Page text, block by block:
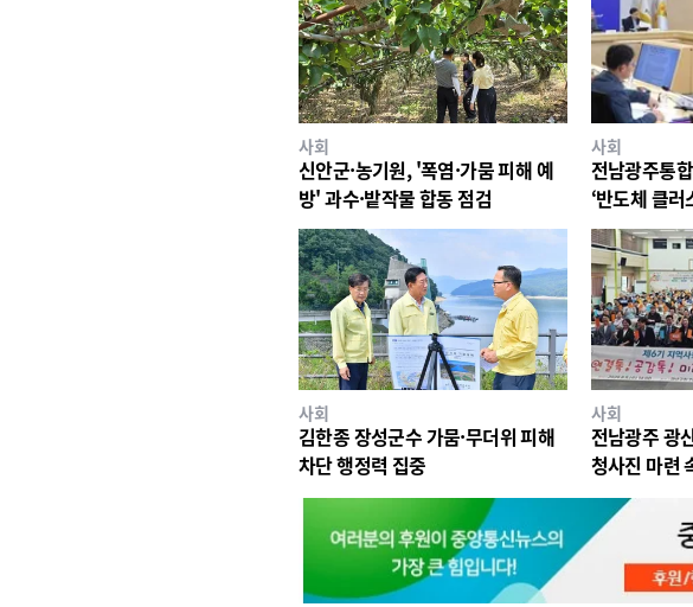
사회
신안군·농기원, '폭염·가뭄 피해 예
방' 과수·밭작물 합동 점검
사회
전남광주통
‘반도체 클
사회
김한종 장성군수 가뭄·무더위 피해
차단 행정력 집중
사회
전남광주 광
청사진 마련